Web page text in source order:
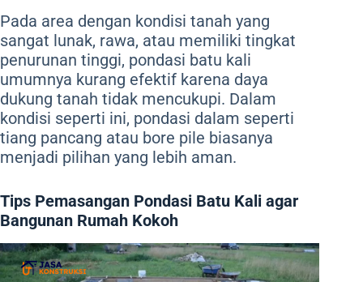
Pada area dengan kondisi tanah yang
sangat lunak, rawa, atau memiliki tingkat
penurunan tinggi, pondasi batu kali
umumnya kurang efektif karena daya
dukung tanah tidak mencukupi. Dalam
kondisi seperti ini, pondasi dalam seperti
tiang pancang atau bore pile biasanya
menjadi pilihan yang lebih aman.
Tips Pemasangan Pondasi Batu Kali agar
Bangunan Rumah Kokoh